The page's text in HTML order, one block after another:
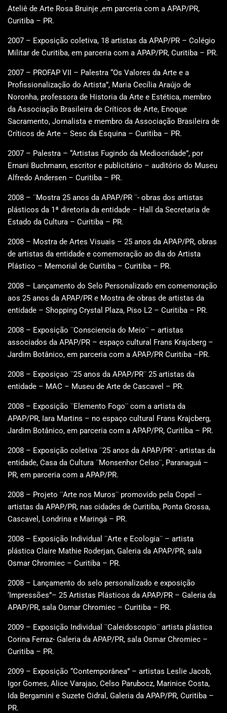
Ateliê de Arte Rosa Bruinje ,em parceria com a APAP/PR,
Curitiba – PR.
2007 – Exposição coletiva, 18 artistas da APAP/PR – Colégio
Militar de Curitiba, em parceria com a APAP/PR, Curitiba – PR.
2007 – PROFAP VII – Palestra “Os Valores da Arte e a
Profissionalização do Artista”, Maria Cecília Araújo de
Noronha, professora de Historia da Arte e Estética, membro
da Associação Brasileira de Críticos de Arte, Enoque
Sacramento, Jornalista e membro da Associação Brasileira de
Críticos de Arte – Sesc da Esquina – Curitiba – PR.
2007 – Palestra – “Artistas Fugindo da Mediocridade”, por
Ernani Buchmann, escritor e publicitário – auditório do Museu
Alfredo Andersen – Curitiba – PR.
2008 – ¨Mostra 25 anos da APAP/PR ¨- obras dos artistas
plásticos da 1ª diretoria da entidade – Hall da Secretaria de
Estado da Cultura – Curitiba – PR.
2008 – Mostra de Artes Visuais – 25 anos da APAP/PR, obras
de artistas da entidade e comemoração ao dia do Artista
Plástico – Memorial de Curitiba – Curitiba – PR.
2008 – Lançamento do Selo Personalizado em comemoração
aos 25 anos da APAP/PR e Mostra de obras de artistas da
entidade – Shopping Crystal Plaza, Piso L2 – Curitiba – PR.
2008 – Exposição ¨Consciencia do Meio¨ – artistas
associados da APAP/PR – espaço cultural Frans Krajcberg –
Jardim Botânico, em parceria com a APAP/PR Curitiba –PR.
2008 – Exposiçao ¨25 anos da APAP/PR¨ 25 artistas da
entidade – MAC – Museu de Arte de Cascavel – PR.
2008 – Exposição ¨Elemento Fogo¨ com a artista da
APAP/PR, Iara Martins – no espaço cultural Frans Krajcberg,
Jardim Botânico, em parceria com a APAP/PR, Curitiba – PR.
2008 – Exposição coletiva ¨25 anos da APAP/PR¨- artistas da
entidade, Casa da Cultura ¨Monsenhor Celso¨, Paranaguá –
PR, em parceria com a APAP/PR.
2008 – Projeto ¨Arte nos Muros¨ promovido pela Copel –
artistas da APAP/PR, nas cidades de Curitiba, Ponta Grossa,
Cascavel, Londrina e Maringá – PR.
2008 – Exposição Individual ¨Arte e Ecologia¨ – artista
plástica Claire Mathie Roderjan, Galeria da APAP/PR, sala
Osmar Chromiec – Curitiba – PR.
2008 – Lançamento do selo personalizado e exposição
‘Impressões”– 25 Artistas Plásticos da APAP/PR – Galeria da
APAP/PR, sala Osmar Chromiec – Curitiba – PR.
2009 – Exposição Individual ¨Caleidoscopio¨ artista plástica
Corina Ferraz- Galeria da APAP/PR, sala Osmar Chromiec –
Curitiba – PR.
2009 – Exposição “Contemporânea” – artistas Leslie Jacob,
Igor Gomes, Alice Varajao, Celso Parubocz, Marinice Costa,
Ida Bergamini e Suzete Cidral, Galeria da APAP/PR, Curitiba –
PR.